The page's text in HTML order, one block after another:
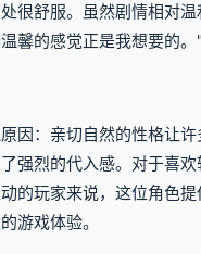
很舒服。虽然剧情相对温
馨的感觉正是我想要的。"
因：亲切自然的性格让许
强烈的代入感。对于喜欢
的玩家来说，这位角色提
游戏体验。